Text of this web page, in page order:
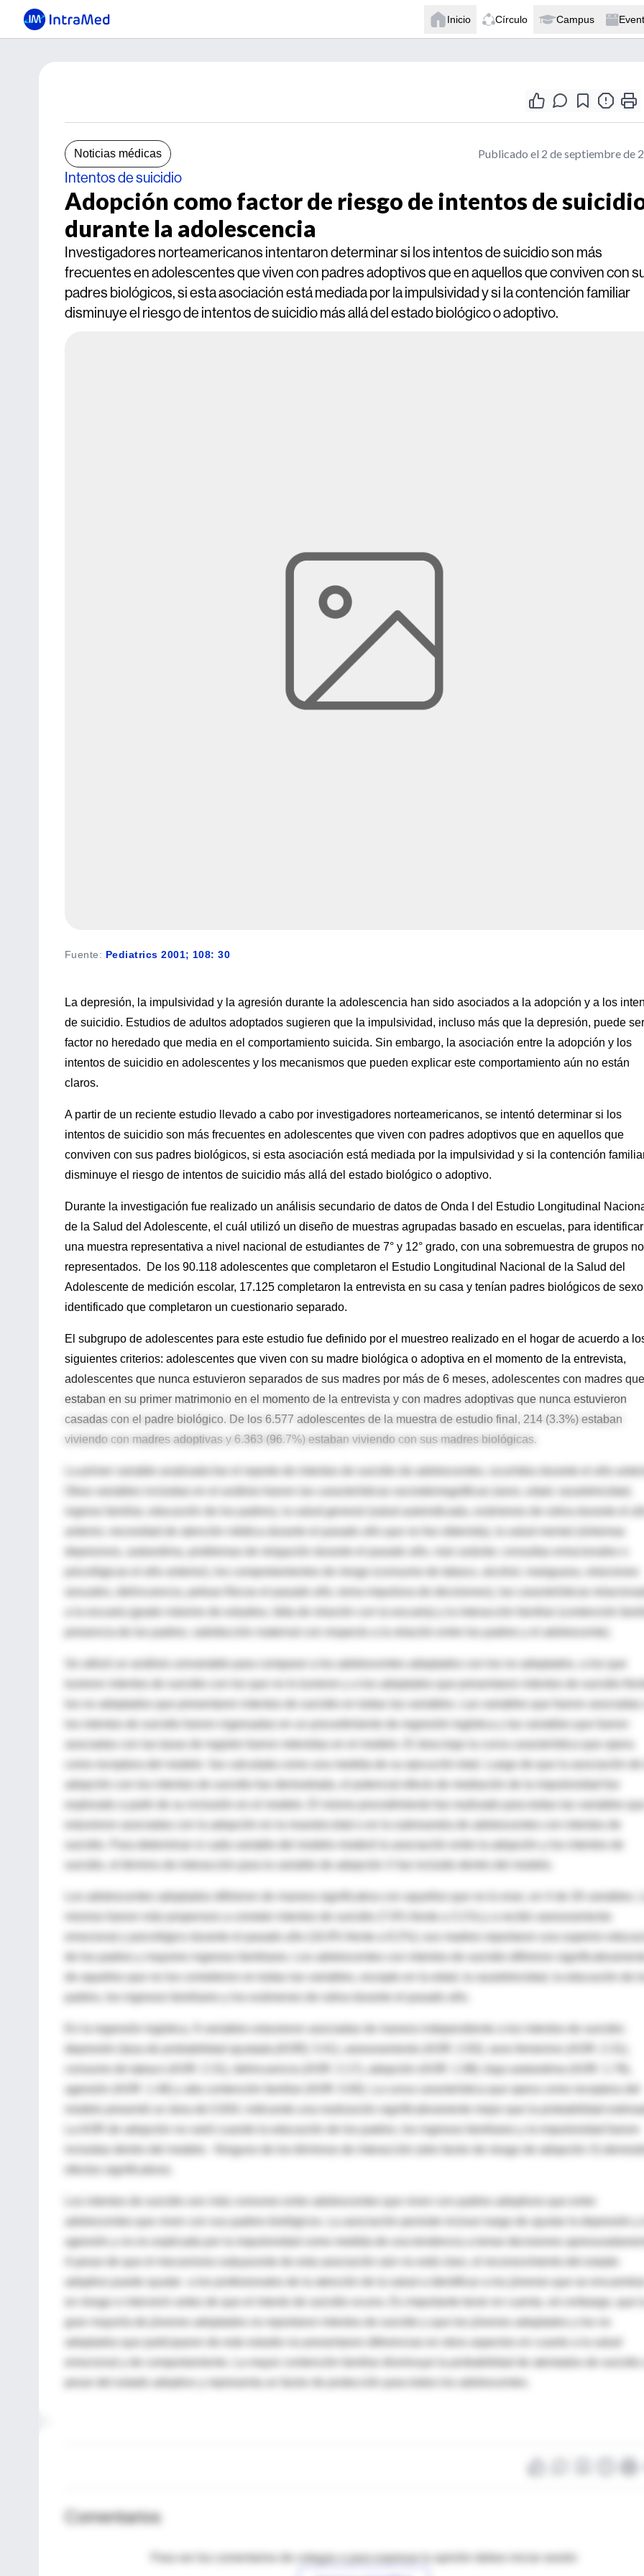
Inicio Círculo Campus
Noticias médicas Publicado el 2 de septiembre de
Intentos de suicidio
Adopción como factor de riesgo de intentos de
durante la adolescencia
Investigadores norteamericanos intentaron determinar si los intentos de suicidio son más
frecuentes en adolescentes que viven con padres adoptivos que en aquellos que conviven con
padres biológicos, si esta asociación está mediada por la impulsividad y si la contención familiar
disminuye el riesgo de intentos de suicidio más allá del estado biológico o adoptivo.
Fuente: Pediatrics 2001; 108: 30
La depresión, la impulsividad y la agresión durante la adolescencia han sido asociados a la adopción y a los
de suicidio. Estudios de adultos adoptados sugieren que la impulsividad, incluso más que la depresión, puede
factor no heredado que media en el comportamiento suicida. Sin embargo, la asociación entre la adopción y los
intentos de suicidio en adolescentes y los mecanismos que pueden explicar este comportamiento aún no están
claros.
A partir de un reciente estudio llevado a cabo por investigadores norteamericanos, se intentó determinar si los
intentos de suicidio son más frecuentes en adolescentes que viven con padres adoptivos que en aquellos que
conviven con sus padres biológicos, si esta asociación está mediada por la impulsividad y si la contención
disminuye el riesgo de intentos de suicidio más allá del estado biológico o adoptivo.
Durante la investigación fue realizado un análisis secundario de datos de Onda I del Estudio Longitudinal
de la Salud del Adolescente, el cuál utilizó un diseño de muestras agrupadas basado en escuelas, para identificar
una muestra representativa a nivel nacional de estudiantes de 7° y 12° grado, con una sobremuestra de grupos no
representados. De los 90.118 adolescentes que completaron el Estudio Longitudinal Nacional de la Salud del
Adolescente de medición escolar, 17.125 completaron la entrevista en su casa y tenían padres biológicos de sexo
identificado que completaron un cuestionario separado.
El subgrupo de adolescentes para este estudio fue definido por el muestreo realizado en el hogar de acuerdo a
siguientes criterios: adolescentes que viven con su madre biológica o adoptiva en el momento de la entrevista,
adolescentes que nunca estuvieron separados de sus madres por más de 6 meses, adolescentes con madres que
estaban en su primer matrimonio en el momento de la entrevista y con madres adoptivas que nunca estuvieron
casadas con el padre biológico. De los 6.577 adolescentes de la muestra de estudio final, 214 (3.3%) estaban
viviendo con madres adoptivas y 6.363 (96.7%) estaban viviendo con sus madres biológicas.
Otras variables incluidas en el análisis fueron las características sociodemográficas (sexo, edad, raza/etnicidad,
ingreso familiar, educación de los padres), la salud general (salud autoindicada, exámenes de rutina durante el año
depresivos, autoestima, problemas de relajación durante el pasado año, mal carácter, consultas emocionales o
psicológicas el año anterior), los comportamientos de riesgo (consumo de tabaco, alcohol, mariguana, relaciones
a la escuela (grado máximo de estudios, falta de relación con la escuela) y la interacción familiar (contención
los intentos de suicidio fueron ingresadas en un procedimiento de regresión logística y las variables que fueron
asociadas con las tasas de registro fueron retenidas en el modelo. El área bajo la curva característica que opera
como receptora del modelo fue calculada como una medida de su ejecución total. Luego de que la asociación de
Los adolescentes adoptados difirieron de manera significativa con aquellos que no lo eran, en 4 de 26 variables.
emocional y psicológico durante el pasado año (16.9% frente a 8.2%); sus madres reportaron una superior
de los padres y mayores ingresos familiares. Los adolescentes con intentos de suicidio difirieron significativamente
de aquellos que no los cometieron en todas las variables, excepto en la edad, la raza/etnicidad, la educación de
padres, los ingresos familiares y los exámenes de rutina durante el pasado año.
En la regresión logística, 9 variables estuvieron asociadas de manera independiente a los intentos de suicidio:
consumo de tabaco (AOR: 2.31), delincuencia (AOR: 2.17), adopción (AOR: 1.98), baja autoestima (AOR: 1.78),
agresión (AOR: 1.48) y alta contención familiar (AOR: 0.60). La curva característica que opera como receptora del
modelo presentó un área de 0.834, indicando una realización significativamente mejor que la probabilidad
La AOR de adopción no varió cuando la educación de los padres, los ingresos familiares y la impulsividad fueron
incluidas dentro del modelo. Ninguno de los términos de interacción (otro factor de riesgo de adopción X)
efectos significativos.
adolescentes que viven con sus padres biológicos. La asociación persiste incluso luego de ajustar la depresión y
agresión y no es explicada por la impulsividad como medida de una tendencia a tomar decisiones
en riesgo e intervenir antes de que el intento de suicidio ocurra. Es importante tener en cuenta, sin embargo, que la
gran mayoría de jóvenes adoptados no reportaron intentos de suicidio y que los jóvenes adoptados y los no
adoptados que participaron de este estudio no presentaron diferencias en otros aspectos en cuanto a la salud
emocional y de comportamiento. La mayor contención familiar disminuye la probabilidad de atentados de suicidio a
Comentarios
Para ver los comentarios de colegas o para expresar tu opinión debes iniciar sesión